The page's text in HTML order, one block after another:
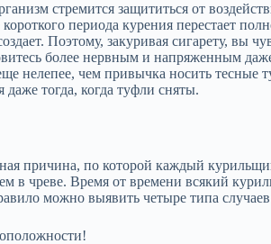
стремится защититься от
периода курения перестает
Поэтому, закуривая сигарету, вы
более нервным и напряженным
нелепее, чем привычка носить тесные
тогда, когда туфли сняты.
причина, по которой каждый
в чреве. Время от времени всякий
можно выявить четыре типа